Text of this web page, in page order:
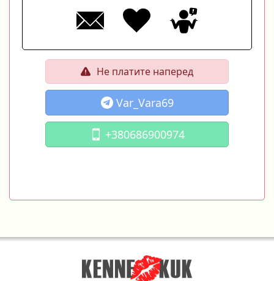
Не платите наперед
Var_Vara69
+380686900974